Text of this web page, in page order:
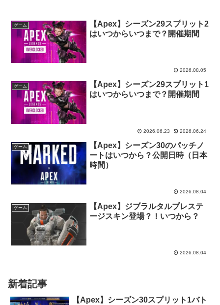
ゲーム
【Apex】シーズン29スプリット2
はいつからいつまで？開催期間
2026.08.05
ゲーム
【Apex】シーズン29スプリット1
はいつからいつまで？開催期間
2026.06.23 2026.06.24
ゲーム
【Apex】シーズン30のパッチノ
ートはいつから？公開日時（日本
時間）
2026.08.04
ゲーム
【Apex】ジブラルタルプレステ
ージスキン登場？！いつから？
2026.08.04
新着記事
【Apex】シーズン30スプリット1バト